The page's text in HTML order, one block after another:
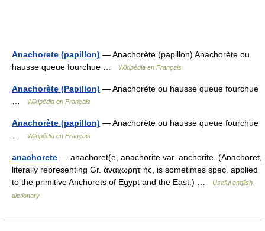
Anachorete (papillon) — Anachorète (papillon) Anachorète ou
hausse queue fourchue …
Wikipédia en Français
Anachorète (Papillon) — Anachorète ou hausse queue fourchue
Wikipédia en Français
Anachorète (papillon) — Anachorète ou hausse queue fourchue
Wikipédia en Français
anachorete — anachoret(e, anachorite var. anchorite. (Anachoret,
literally representing Gr. ἀναχωρητ ής, is sometimes spec. applied
to the primitive Anchorets of Egypt and the East.) …
Useful english
dictionary